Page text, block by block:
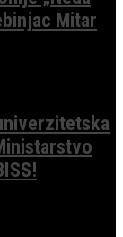
Mitar